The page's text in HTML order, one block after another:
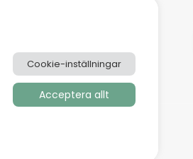
Cookie-inställningar
Acceptera allt